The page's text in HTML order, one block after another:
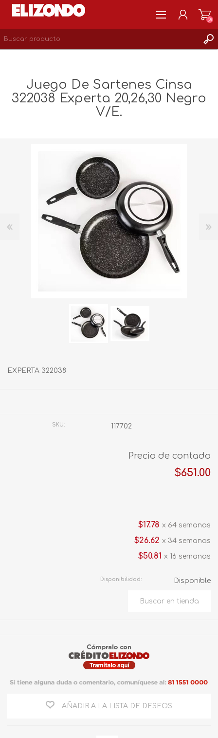
LISTA DE DESEOS
(0)
Juego De Sartenes Cinsa
322038 Experta 20,26,30 Negro
V/E.
EXPERTA 322038
SKU: 117702
Precio de contado
$651.00
$17.78 x 64 semanas
$26.62 x 34 semanas
$50.81 x 16 semanas
Disponibilidad: Disponible
AÑADIR A LA LISTA DE DESEOS